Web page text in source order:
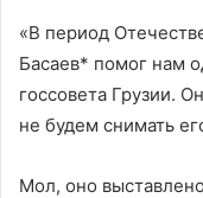
«В период
Басаев* помог нам
госсовета Грузии.
не будем снимать
Мол, оно